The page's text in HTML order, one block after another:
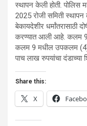
स्थापन केली होती. पोलिस
2025 रोजी समिती
बेकायदेशीर धर्मांतरासाठी
करण्यात आली आहे. कलम 9
कलम 9 मधील उपकलम (4)
पाच लाख रुपयांचा दंडाच्या
Share this:
X